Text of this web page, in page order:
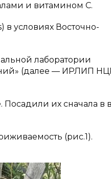
и витамином С.
условиях Восточно-
лаборатории
(далее — ИРЛИП
их сначала в
(рис.1).